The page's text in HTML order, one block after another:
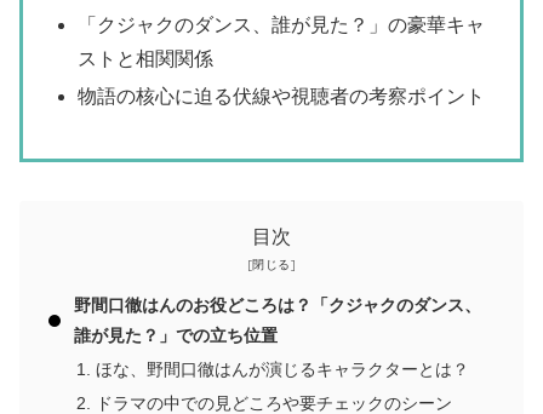
「クジャクのダンス、誰が見た？」の豪華キャ
ストと相関関係
物語の核心に迫る伏線や視聴者の考察ポイント
目次
野間口徹はんのお役どころは？「クジャクのダンス、
誰が見た？」での立ち位置
ほな、野間口徹はんが演じるキャラクターとは？
ドラマの中での見どころや要チェックのシーン